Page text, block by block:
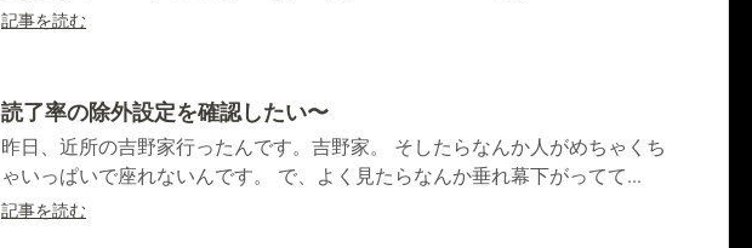
記事を読む
読了率の除外設定を確認したい〜
昨日、近所の吉野家行ったんです。吉野家。 そしたらなんか人がめちゃくち
ゃいっぱいで座れないんです。 で、よく見たらなんか垂れ幕下がってて...
記事を読む